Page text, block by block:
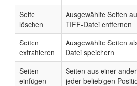
Seite
löschen
Ausgewählte Seiten
TIFF-Datei entfernen
Seiten
extrahieren
Ausgewählte Seiten
Datei speichern
Seiten
einfügen
Seiten aus einer
jeder beliebigen